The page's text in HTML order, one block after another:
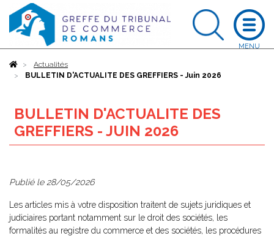
AccueilActualités
BULLETIN D'ACTUALITE DES GREFFIERS - Juin 2026
BULLETIN D'ACTUALITE DES
GREFFIERS - JUIN 2026
Publié le 28/05/2026
Les articles mis à votre disposition traitent de sujets juridiques et
judiciaires portant notamment sur le droit des sociétés, les
formalités au registre du commerce et des sociétés, les procédures